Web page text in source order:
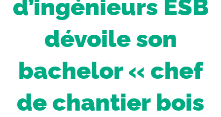
d’ingénieurs ESB
dévoile son
bachelor « chef
de chantier bois